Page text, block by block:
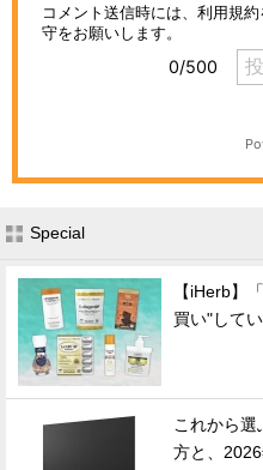
Special
【iHerb】
買い"して
これから選
方と、